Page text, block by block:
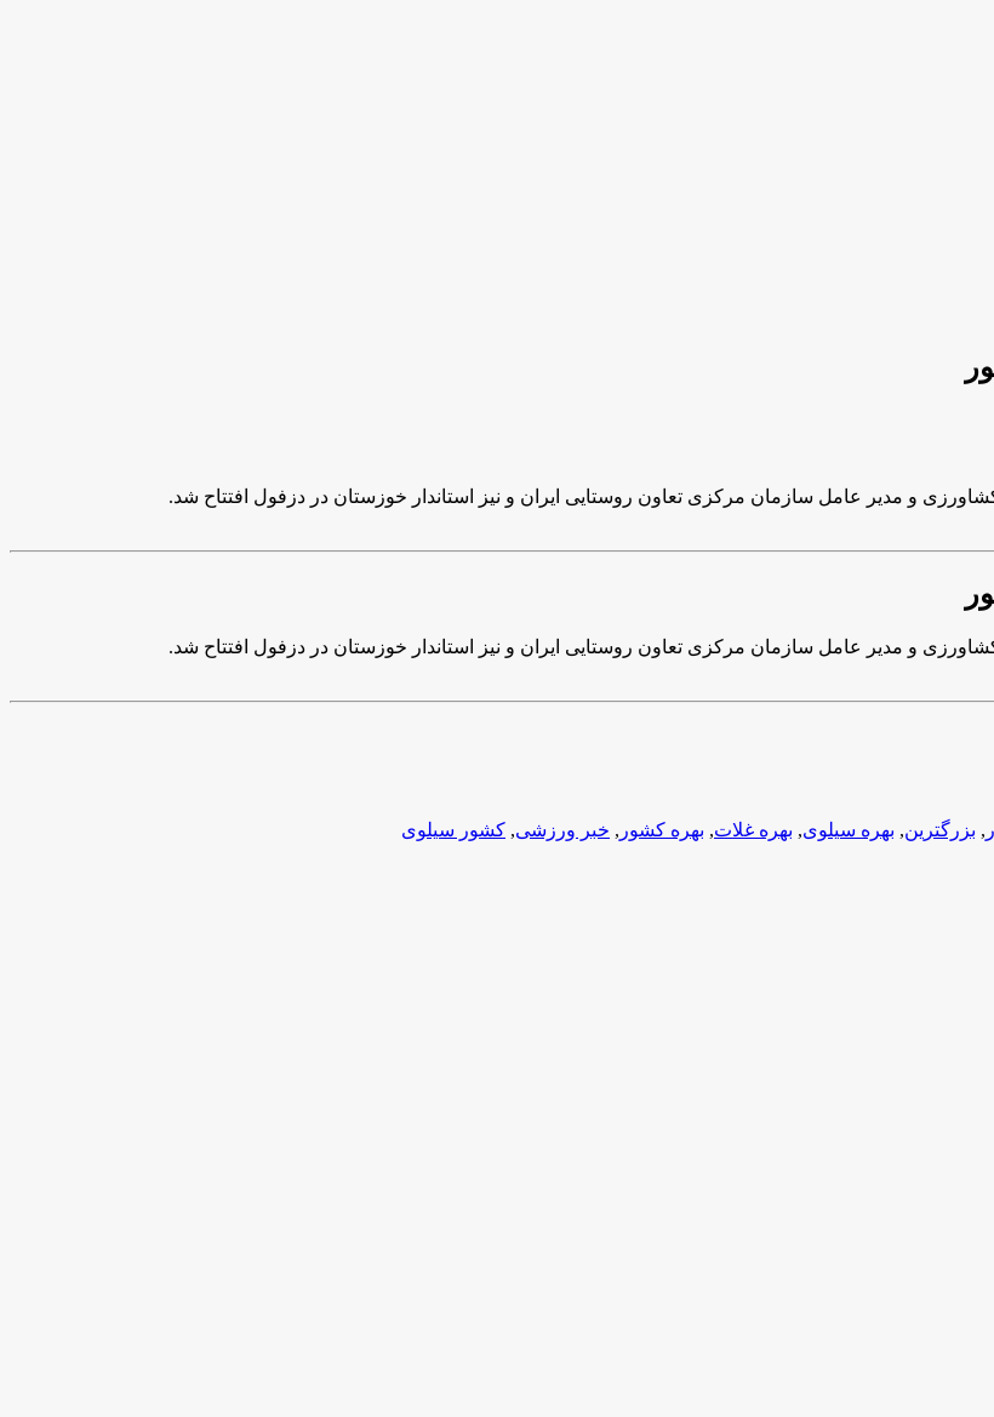
و مدیر عامل سازمان مرکزی تعاون روستایی ایران و نیز استاندار خوزستان در دزفول افتتاح شد.
و مدیر عامل سازمان مرکزی تعاون روستایی ایران و نیز استاندار خوزستان در دزفول افتتاح شد.
, بزرگترین, بهره سیلوی, بهره غلات, بهره کشور , خبر ورزشی, کشور سیلوی